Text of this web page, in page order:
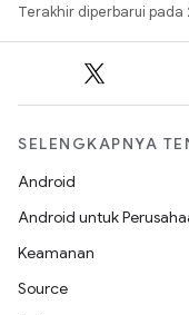
Terakhir diperbarui
SELENGKAPNYA
Android
Android untuk
Keamanan
Source